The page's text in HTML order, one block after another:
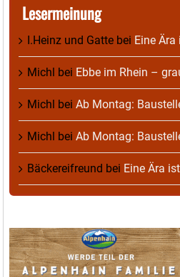
Lesermeinung
I.Heinz und Gatte bei Eine
Michl bei Ebbe im Rhein –
Michl bei Ab Montag:
Michl bei Ab Montag:
Bäckereifreund bei Eine Ära